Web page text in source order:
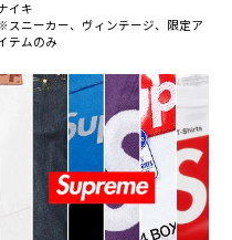
イキ
スニーカー、ヴィンテージ、限定ア
テムのみ